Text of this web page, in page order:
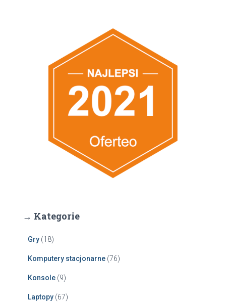
→ Kategorie
Gry (18)
Komputery stacjonarne (76)
Konsole (9)
Laptopy (67)